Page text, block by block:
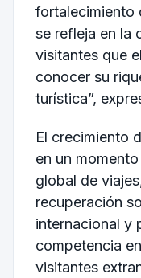
fortalecimiento
se refleja en la
visitantes que
conocer su
turística”,
El crecimiento
en un
global de
recuperación
internacional y
competencia
visitantes